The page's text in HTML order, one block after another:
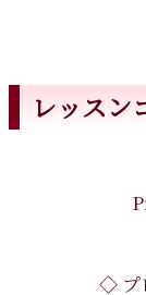
レッスン
◇ プ